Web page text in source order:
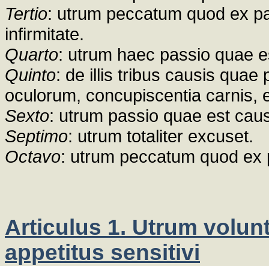
Tertio: utrum peccatum quod ex
infirmitate.
Quarto: utrum haec passio quae
Quinto: de illis tribus causis quae
oculorum, concupiscentia carnis,
Sexto: utrum passio quae est
Septimo: utrum totaliter excuset.
Octavo: utrum peccatum quod
Articulus 1. Utrum
appetitus sensitivi